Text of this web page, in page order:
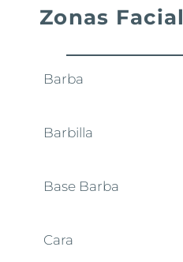
Zonas Facial
Barba
Barbilla
Base Barba
Cara